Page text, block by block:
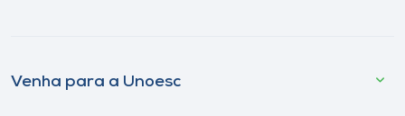
Venha para a Unoesc